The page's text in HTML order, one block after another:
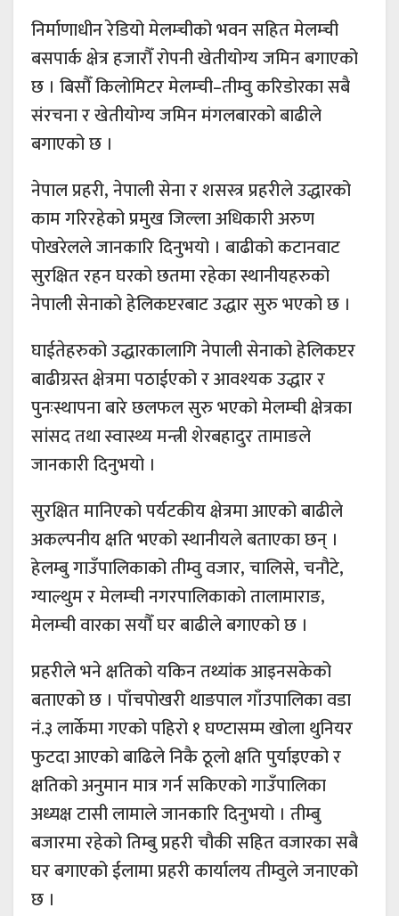
निर्माणाधीन रेडियो मेलम्चीको भवन सहित मेलम्ची
बसपार्क क्षेत्र हजारौँ रोपनी खेतीयोग्य जमिन बगाएको
छ । बिसौँ किलोमिटर मेलम्ची–तीम्वु करिडोरका सबै
संरचना र खेतीयोग्य जमिन मंगलबारको बाढीले
बगाएको छ ।
नेपाल प्रहरी, नेपाली सेना र शसस्त्र प्रहरीले उद्धारको
काम गरिरहेको प्रमुख जिल्ला अधिकारी अरुण
पोखरेलले जानकारि दिनुभयो । बाढीको कटानवाट
सुरक्षित रहन घरको छतमा रहेका स्थानीयहरुको
नेपाली सेनाको हेलिकप्टरबाट उद्धार सुरु भएको छ ।
घाईतेहरुको उद्धारकालागि नेपाली सेनाको हेलिकप्टर
बाढीग्रस्त क्षेत्रमा पठाईएको र आवश्यक उद्धार र
पुनःस्थापना बारे छलफल सुरु भएको मेलम्ची क्षेत्रका
सांसद तथा स्वास्थ्य मन्त्री शेरबहादुर तामाङले
जानकारी दिनुभयो ।
सुरक्षित मानिएको पर्यटकीय क्षेत्रमा आएको बाढीले
अकल्पनीय क्षति भएको स्थानीयले बताएका छन् ।
हेलम्बु गाउँपालिकाको तीम्वु वजार, चालिसे, चनौटे,
ग्याल्थुम र मेलम्ची नगरपालिकाको तालामाराङ,
मेलम्ची वारका सयौँ घर बाढीले बगाएको छ ।
प्रहरीले भने क्षतिको यकिन तथ्यांक आइनसकेको
बताएको छ । पाँचपोखरी थाङपाल गाँउपालिका वडा
नं.३ लार्केमा गएको पहिरो १ घण्टासम्म खोला थुनियर
फुटदा आएको बाढिले निकै ठूलो क्षति पुर्याइएको र
क्षतिको अनुमान मात्र गर्न सकिएको गाउँपालिका
अध्यक्ष टासी लामाले जानकारि दिनुभयो । तीम्बु
बजारमा रहेको तिम्बु प्रहरी चौकी सहित वजारका सबै
घर बगाएको ईलामा प्रहरी कार्यालय तीम्वुले जनाएको
छ ।